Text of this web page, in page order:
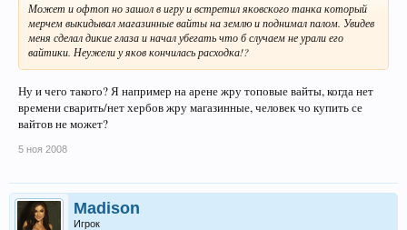
Может и офтоп но зашол в игру и встретил яковского танка который
мерчем выкидывал магазинные вайты на землю и поднимал палом. Увидев
меня сделал дикие глаза и начал убегать что б случаем не урали его
вайтики. Неужели у яков кончилась расходка!?
Ну и чего такого? Я например на арене жру топовые вайты, когда нет
времени сварить/нет хербов жру магазинные, человек чо купить се
вайтов не может?
5 ноя 2008
Madison
Игрок